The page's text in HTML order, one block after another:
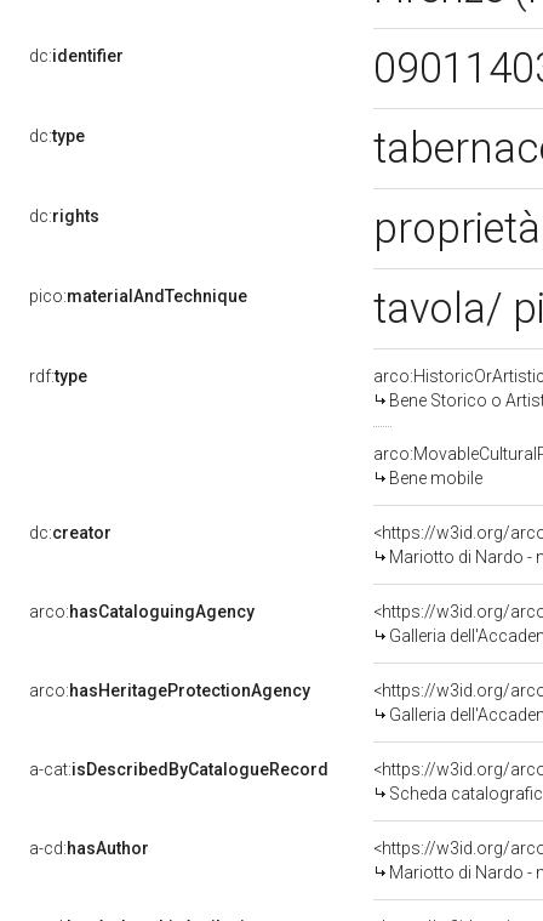
dc:identifier
dc:type
dc:rights
pico:materialAndTechnique tavola/
rdf:type
Bene Storico o
Bene mobile
dc:creator
<https://w3id.org/
Mariotto di Nardo -
arco:hasCataloguingAgency
<https://w3id.org/
Galleria
arco:hasHeritageProtectionAgency
<https://w3id.org/
Galleria
a-cat:isDescribedByCatalogueRecord
<https://w3id.org/
Scheda
a-cd:hasAuthor
<https://w3id.org/
Mariotto di Nardo -